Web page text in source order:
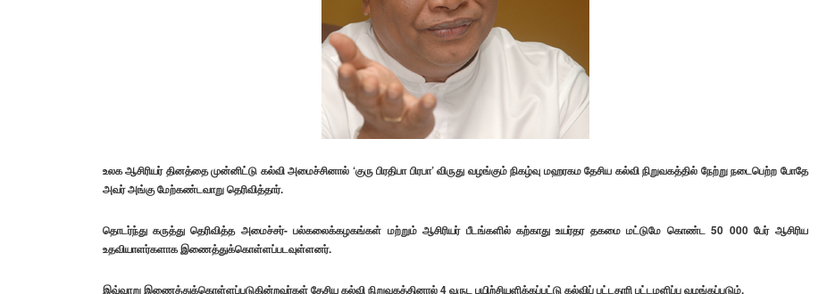
உலக ஆசிரியர் தினத்தை முன்னிட்டு கல்வி அமைச்சினால் ‘குரு பிரதிபா பிரபா’ விருது வழங்கும் நிகழ்வு மஹரகம தேசிய கல்வி நிறுவகத்தில் நேற்று நடைபெற்ற போதே
அவர் அங்கு மேற்கண்டவாறு தெரிவித்தார்.
தொடர்ந்து கருத்து தெரிவித்த அமைச்சர்- பல்கலைக்கழகங்கள் மற்றும் ஆசிரியர் பீடங்களில் கற்காது உயர்தர தகமை மட்டுமே கொண்ட 50 000 பேர் ஆசிரிய
உதவியாளர்களாக இணைத்துக்கொள்ளப்படவுள்ளனர்.
இவ்வாறு இணைத்துக்கொள்ளப்படுகின்றவர்கள் தேசிய கல்வி நிறுவகத்தினால் 4 வருட பயிற்சியளிக்கப்பட்டு கல்விப் பட்டதாரி பட்டமளிப்பு வழங்கப்படும்.